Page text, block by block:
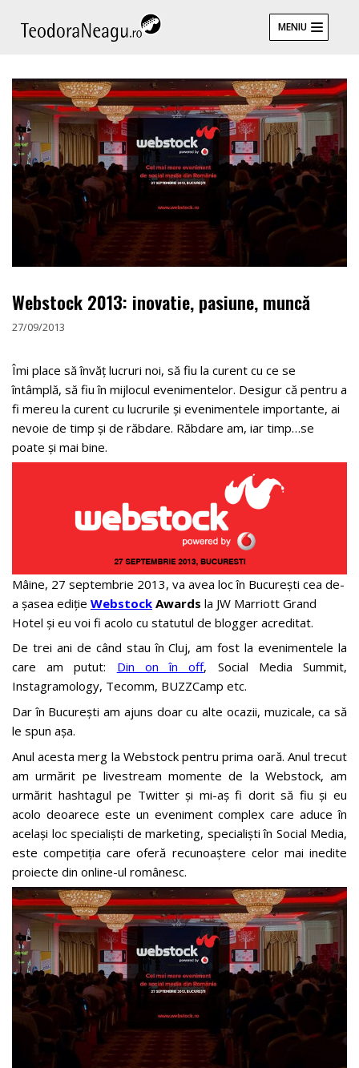
to
MENIU
Webstock 2013: inovatie, pasiune, muncă
27/09/2013
Îmi place să învăț lucruri noi, să fiu la curent cu ce se
întâmplă, să fiu în mijlocul evenimentelor. Desigur că pentru a
fi mereu la curent cu lucrurile și evenimentele importante, ai
nevoie de timp și de răbdare. Răbdare am, iar timp…se
poate și mai bine.
Mâine, 27 septembrie 2013, va avea loc în București cea de-
a șasea ediție Webstock Awards la JW Marriott Grand
Hotel și eu voi fi acolo cu statutul de blogger acreditat.
De trei ani de când stau în Cluj, am fost la evenimentele la
care am putut: Din on în off, Social Media Summit,
Instagramology, Tecomm, BUZZCamp etc.
Dar în București am ajuns doar cu alte ocazii, muzicale, ca să
le spun așa.
Anul acesta merg la Webstock pentru prima oară. Anul trecut
am urmărit pe livestream momente de la Webstock, am
urmărit hashtagul pe Twitter și mi-aș fi dorit să fiu și eu
acolo deoarece este un eveniment complex care aduce în
același loc specialiști de marketing, specialiști în Social Media,
este competiția care oferă recunoaștere celor mai inedite
proiecte din online-ul românesc.